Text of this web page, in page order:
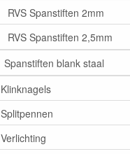
RVS Spanstiften 2mm
RVS Spanstiften 2,5mm
Spanstiften blank staal
Klinknagels
Splitpennen
Verlichting